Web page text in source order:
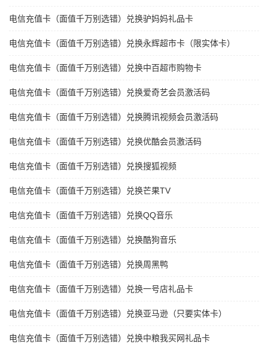
电信充值卡（面值千万别选错）兑换驴妈妈礼品卡
电信充值卡（面值千万别选错）兑换永辉超市卡（限实体卡）
电信充值卡（面值千万别选错）兑换中百超市购物卡
电信充值卡（面值千万别选错）兑换爱奇艺会员激活码
电信充值卡（面值千万别选错）兑换腾讯视频会员激活码
电信充值卡（面值千万别选错）兑换优酷会员激活码
电信充值卡（面值千万别选错）兑换搜狐视频
电信充值卡（面值千万别选错）兑换芒果TV
电信充值卡（面值千万别选错）兑换QQ音乐
电信充值卡（面值千万别选错）兑换酷狗音乐
电信充值卡（面值千万别选错）兑换周黑鸭
电信充值卡（面值千万别选错）兑换一号店礼品卡
电信充值卡（面值千万别选错）兑换亚马逊（只要实体卡）
电信充值卡（面值千万别选错）兑换中粮我买网礼品卡